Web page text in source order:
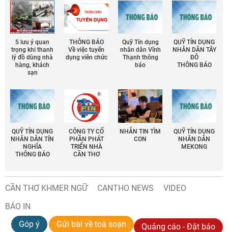
5 lưu ý quan
trọng khi thanh
lý đồ dùng nhà
hàng, khách
sạn
THÔNG BÁO
Về việc tuyển
dụng viên chức
Quỹ Tín dụng
nhân dân Vĩnh
Thạnh thông
báo
QUỸ TÍN DỤNG
NHÂN DÂN TÂY
ĐÔ
THÔNG BÁO
QUỸ TÍN DỤNG
NHÂN DÂN TÍN
NGHĨA
THÔNG BÁO
CÔNG TY CỔ
PHẦN PHÁT
TRIỂN NHÀ
CẦN THƠ
NHẮN TIN TÌM
CON
QUỸ TÍN DỤNG
NHÂN DÂN
MEKONG
CẦN THƠ KHMER NGỮ CANTHO NEWS
VIDEO
BÁO IN
Góp ý
Gửi bài về toà soạn Quảng cáo - Đặt báo